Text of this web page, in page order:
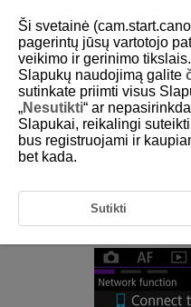
D292-147
Reconnecting via
Connection settings for devices
Ši svetainė
pagerintų jūsų vartotojo
veikimo ir gerinimo
Slapukų naudojimą galite
sutinkate priimti visus
„Nesutikti“ ar
Slapukai, reikalingi
bus registruojami ir
bet kada.
Sutikti